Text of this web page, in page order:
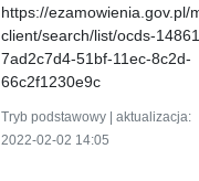
https://ezamowienia.gov.pl/
client/search/list/ocds-
7ad2c7d4-51bf-11ec-8c2d-
66c2f1230e9c
Tryb podstawowy | aktualizacja:
2022-02-02 14:05